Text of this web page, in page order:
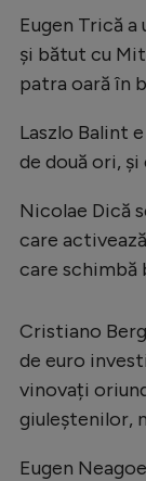
Eugen Trică
și bătut cu
patra oară în
Laszlo Balint
de două ori, și
Nicolae Dică
care
care schimbă
Cristiano
de euro
vinovați
giuleștenilor,
Eugen